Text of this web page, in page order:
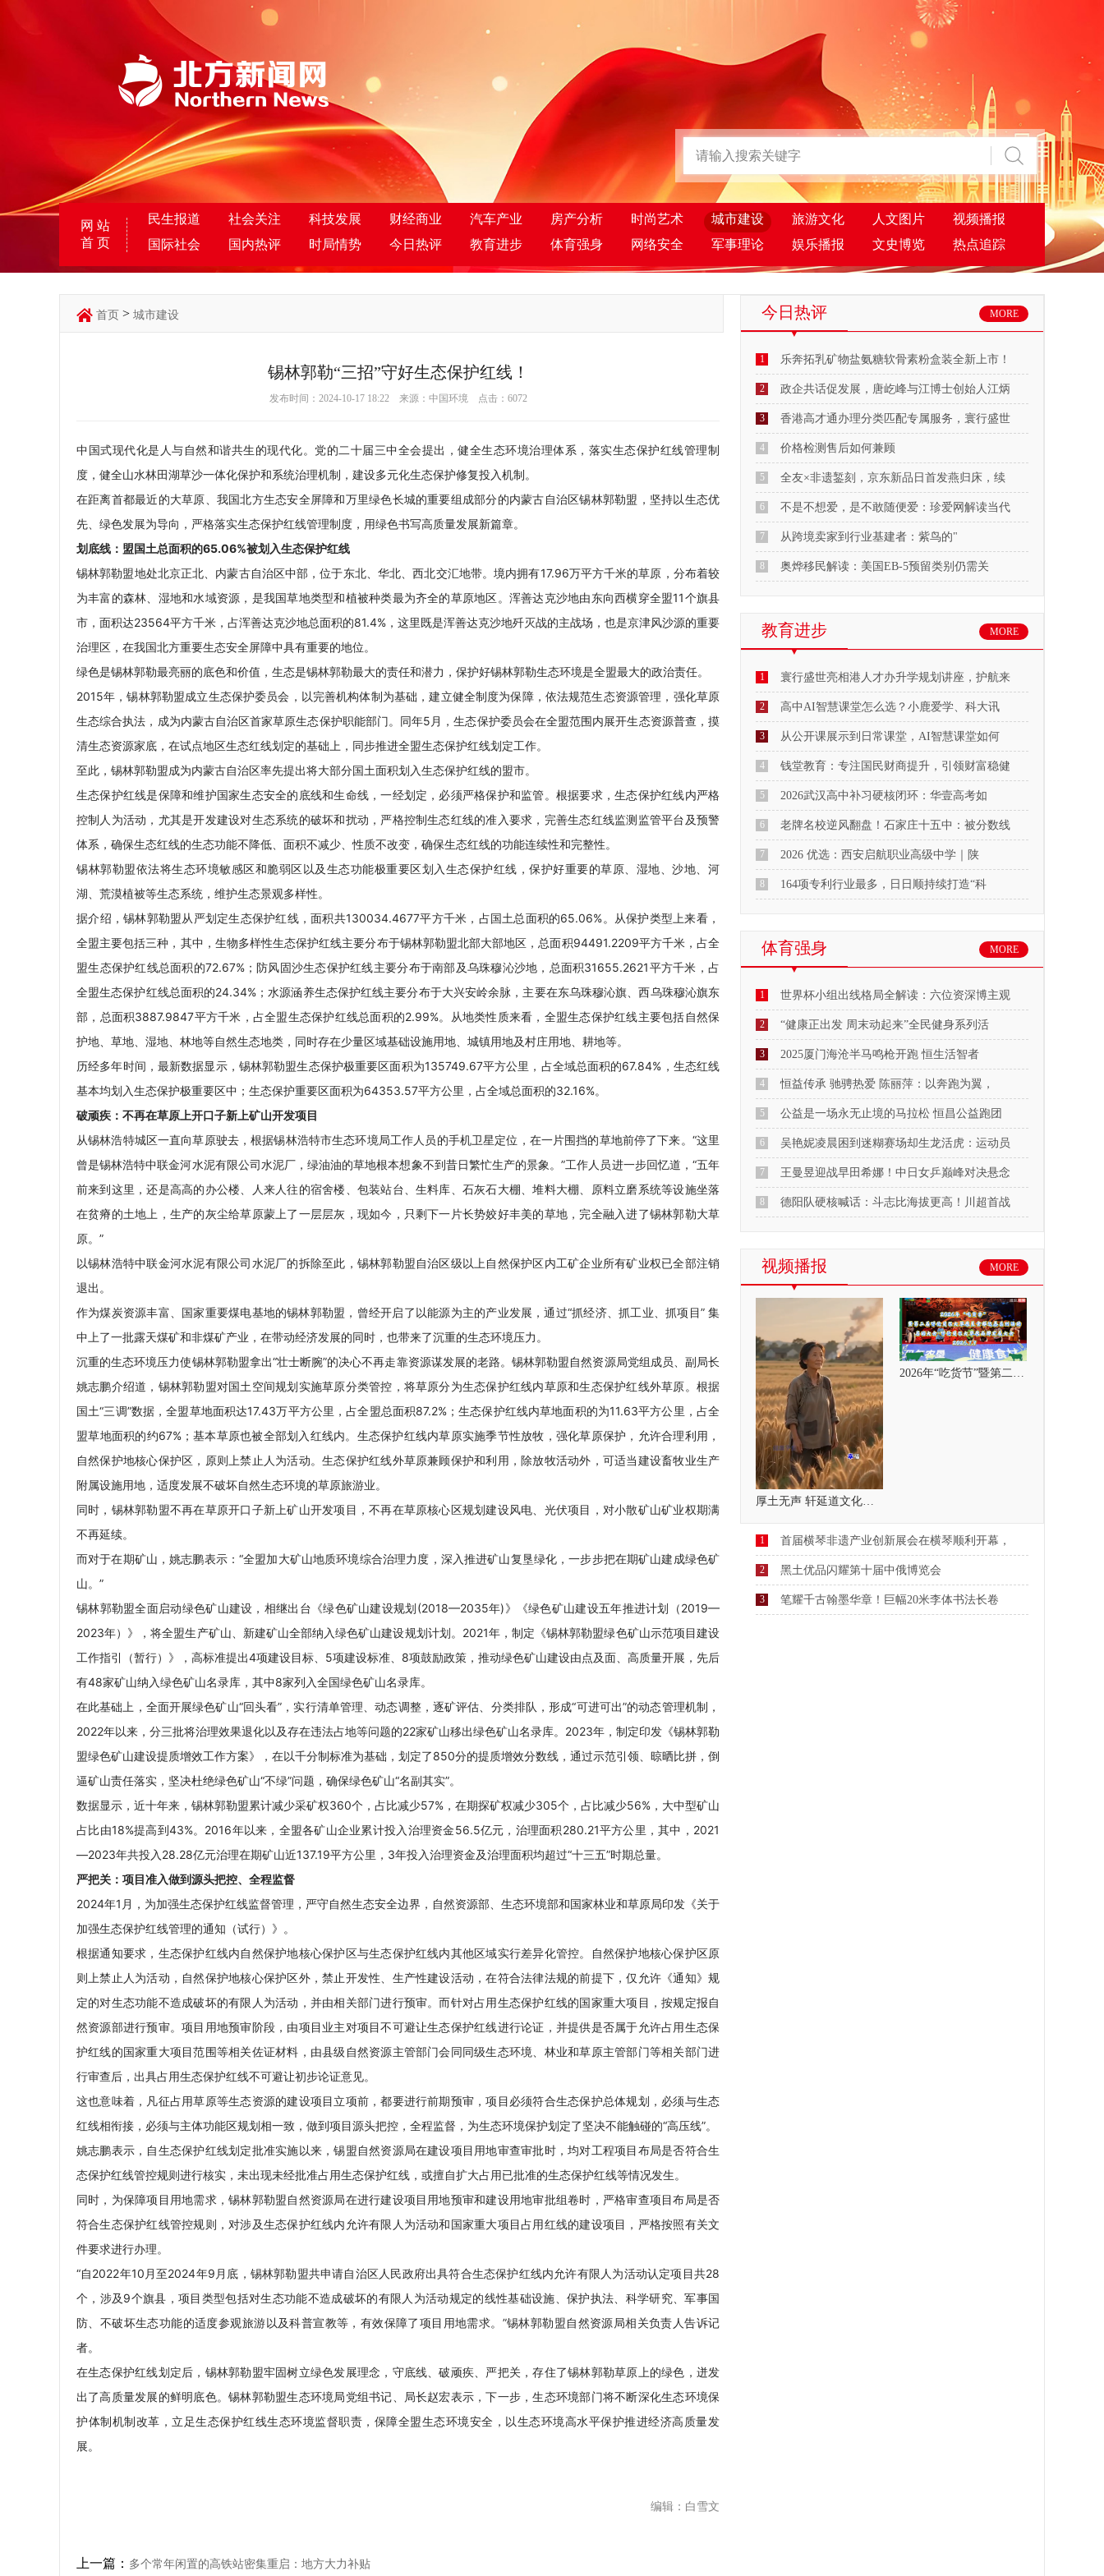
网 站
首 页
民生报道 社会关注 科技发展 财经商业 汽车产业 房产分析 时尚艺术 城市建设 旅游文化 人文图片
视频播报
国际社会
国内热评 时局情势 今日热评 教育进步 体育强身 网络安全 军事理论 娱乐播报 文史博览 热点追踪
首页 > 城市建设
锡林郭勒“三招”守好生态保护红线！
发布时间：2024-10-17 18:22 来源：中国环境 点击： 6072
中国式现代化是人与自然和谐共生的现代化。党的二十届三中全会提出，健全生态环境治理体系，落实生态保护红线管理制
度，健全山水林田湖草沙一体化保护和系统治理机制，建设多元化生态保护修复投入机制。
在距离首都最近的大草原、我国北方生态安全屏障和万里绿色长城的重要组成部分的内蒙古自治区锡林郭勒盟，坚持以生态优
先、绿色发展为导向，严格落实生态保护红线管理制度，用绿色书写高质量发展新篇章。
划底线：盟国土总面积的65.06%被划入生态保护红线
锡林郭勒盟地处北京正北、内蒙古自治区中部，位于东北、华北、西北交汇地带。境内拥有17.96万平方千米的草原，分布着较
为丰富的森林、湿地和水域资源，是我国草地类型和植被种类最为齐全的草原地区。浑善达克沙地由东向西横穿全盟11个旗县
市，面积达23564平方千米，占浑善达克沙地总面积的81.4%，这里既是浑善达克沙地歼灭战的主战场，也是京津风沙源的重要
治理区，在我国北方重要生态安全屏障中具有重要的地位。
绿色是锡林郭勒最亮丽的底色和价值，生态是锡林郭勒最大的责任和潜力，保护好锡林郭勒生态环境是全盟最大的政治责任。
2015年，锡林郭勒盟成立生态保护委员会，以完善机构体制为基础，建立健全制度为保障，依法规范生态资源管理，强化草原
生态综合执法，成为内蒙古自治区首家草原生态保护职能部门。同年5月，生态保护委员会在全盟范围内展开生态资源普查，摸
清生态资源家底，在试点地区生态红线划定的基础上，同步推进全盟生态保护红线划定工作。
至此，锡林郭勒盟成为内蒙古自治区率先提出将大部分国土面积划入生态保护红线的盟市。
生态保护红线是保障和维护国家生态安全的底线和生命线，一经划定，必须严格保护和监管。根据要求，生态保护红线内严格
控制人为活动，尤其是开发建设对生态系统的破坏和扰动，严格控制生态红线的准入要求，完善生态红线监测监管平台及预警
体系，确保生态红线的生态功能不降低、面积不减少、性质不改变，确保生态红线的功能连续性和完整性。
锡林郭勒盟依法将生态环境敏感区和脆弱区以及生态功能极重要区划入生态保护红线，保护好重要的草原、湿地、沙地、河
湖、荒漠植被等生态系统，维护生态景观多样性。
据介绍，锡林郭勒盟从严划定生态保护红线，面积共130034.4677平方千米，占国土总面积的65.06%。从保护类型上来看，
全盟主要包括三种，其中，生物多样性生态保护红线主要分布于锡林郭勒盟北部大部地区，总面积94491.2209平方千米，占全
盟生态保护红线总面积的72.67%；防风固沙生态保护红线主要分布于南部及乌珠穆沁沙地，总面积31655.2621平方千米，占
全盟生态保护红线总面积的24.34%；水源涵养生态保护红线主要分布于大兴安岭余脉，主要在东乌珠穆沁旗、西乌珠穆沁旗东
部，总面积3887.9847平方千米，占全盟生态保护红线总面积的2.99%。从地类性质来看，全盟生态保护红线主要包括自然保
护地、草地、湿地、林地等自然生态地类，同时存在少量区域基础设施用地、城镇用地及村庄用地、耕地等。
历经多年时间，最新数据显示，锡林郭勒盟生态保护极重要区面积为135749.67平方公里，占全域总面积的67.84%，生态红线
基本均划入生态保护极重要区中；生态保护重要区面积为64353.57平方公里，占全域总面积的32.16%。
破顽疾：不再在草原上开口子新上矿山开发项目
从锡林浩特城区一直向草原驶去，根据锡林浩特市生态环境局工作人员的手机卫星定位，在一片围挡的草地前停了下来。“这里
曾是锡林浩特中联金河水泥有限公司水泥厂，绿油油的草地根本想象不到昔日繁忙生产的景象。”工作人员进一步回忆道，“五年
前来到这里，还是高高的办公楼、人来人往的宿舍楼、包装站台、生料库、石灰石大棚、堆料大棚、原料立磨系统等设施坐落
在贫瘠的土地上，生产的灰尘给草原蒙上了一层层灰，现如今，只剩下一片长势姣好丰美的草地，完全融入进了锡林郭勒大草
原。”
以锡林浩特中联金河水泥有限公司水泥厂的拆除至此，锡林郭勒盟自治区级以上自然保护区内工矿企业所有矿业权已全部注销
退出。
作为煤炭资源丰富、国家重要煤电基地的锡林郭勒盟，曾经开启了以能源为主的产业发展，通过“抓经济、抓工业、抓项目” 集
中上了一批露天煤矿和非煤矿产业，在带动经济发展的同时，也带来了沉重的生态环境压力。
沉重的生态环境压力使锡林郭勒盟拿出“壮士断腕”的决心不再走靠资源谋发展的老路。锡林郭勒盟自然资源局党组成员、副局长
姚志鹏介绍道，锡林郭勒盟对国土空间规划实施草原分类管控，将草原分为生态保护红线内草原和生态保护红线外草原。根据
国土“三调”数据，全盟草地面积达17.43万平方公里，占全盟总面积87.2%；生态保护红线内草地面积的为11.63平方公里，占全
盟草地面积的约67%；基本草原也被全部划入红线内。生态保护红线内草原实施季节性放牧，强化草原保护，允许合理利用，
自然保护地核心保护区，原则上禁止人为活动。生态保护红线外草原兼顾保护和利用，除放牧活动外，可适当建设畜牧业生产
附属设施用地，适度发展不破坏自然生态环境的草原旅游业。
同时，锡林郭勒盟不再在草原开口子新上矿山开发项目，不再在草原核心区规划建设风电、光伏项目，对小散矿山矿业权期满
不再延续。
而对于在期矿山，姚志鹏表示：“全盟加大矿山地质环境综合治理力度，深入推进矿山复垦绿化，一步步把在期矿山建成绿色矿
山。”
锡林郭勒盟全面启动绿色矿山建设，相继出台《绿色矿山建设规划(2018—2035年)》《绿色矿山建设五年推进计划（2019—
2023年）》，将全盟生产矿山、新建矿山全部纳入绿色矿山建设规划计划。2021年，制定《锡林郭勒盟绿色矿山示范项目建设
工作指引（暂行）》，高标准提出4项建设目标、5项建设标准、8项鼓励政策，推动绿色矿山建设由点及面、高质量开展，先后
有48家矿山纳入绿色矿山名录库，其中8家列入全国绿色矿山名录库。
在此基础上，全面开展绿色矿山“回头看”，实行清单管理、动态调整，逐矿评估、分类排队，形成“可进可出”的动态管理机制，
2022年以来，分三批将治理效果退化以及存在违法占地等问题的22家矿山移出绿色矿山名录库。2023年，制定印发《锡林郭勒
盟绿色矿山建设提质增效工作方案》，在以千分制标准为基础，划定了850分的提质增效分数线，通过示范引领、晾晒比拼，倒
逼矿山责任落实，坚决杜绝绿色矿山“不绿”问题，确保绿色矿山“名副其实”。
数据显示，近十年来，锡林郭勒盟累计减少采矿权360个，占比减少57%，在期探矿权减少305个，占比减少56%，大中型矿山
占比由18%提高到43%。2016年以来，全盟各矿山企业累计投入治理资金56.5亿元，治理面积280.21平方公里，其中，2021
—2023年共投入28.28亿元治理在期矿山近137.19平方公里，3年投入治理资金及治理面积均超过“十三五”时期总量。
严把关：项目准入做到源头把控、全程监督
2024年1月，为加强生态保护红线监督管理，严守自然生态安全边界，自然资源部、生态环境部和国家林业和草原局印发《关于
加强生态保护红线管理的通知（试行）》。
根据通知要求，生态保护红线内自然保护地核心保护区与生态保护红线内其他区域实行差异化管控。自然保护地核心保护区原
则上禁止人为活动，自然保护地核心保护区外，禁止开发性、生产性建设活动，在符合法律法规的前提下，仅允许《通知》规
定的对生态功能不造成破坏的有限人为活动，并由相关部门进行预审。而针对占用生态保护红线的国家重大项目，按规定报自
然资源部进行预审。项目用地预审阶段，由项目业主对项目不可避让生态保护红线进行论证，并提供是否属于允许占用生态保
护红线的国家重大项目范围等相关佐证材料，由县级自然资源主管部门会同同级生态环境、林业和草原主管部门等相关部门进
行审查后，出具占用生态保护红线不可避让初步论证意见。
这也意味着，凡征占用草原等生态资源的建设项目立项前，都要进行前期预审，项目必须符合生态保护总体规划，必须与生态
红线相衔接，必须与主体功能区规划相一致，做到项目源头把控，全程监督，为生态环境保护划定了坚决不能触碰的“高压线”。
姚志鹏表示，自生态保护红线划定批准实施以来，锡盟自然资源局在建设项目用地审查审批时，均对工程项目布局是否符合生
态保护红线管控规则进行核实，未出现未经批准占用生态保护红线，或擅自扩大占用已批准的生态保护红线等情况发生。
同时，为保障项目用地需求，锡林郭勒盟自然资源局在进行建设项目用地预审和建设用地审批组卷时，严格审查项目布局是否
符合生态保护红线管控规则，对涉及生态保护红线内允许有限人为活动和国家重大项目占用红线的建设项目，严格按照有关文
件要求进行办理。
“自2022年10月至2024年9月底，锡林郭勒盟共申请自治区人民政府出具符合生态保护红线内允许有限人为活动认定项目共28
个，涉及9个旗县，项目类型包括对生态功能不造成破坏的有限人为活动规定的线性基础设施、保护执法、科学研究、军事国
防、不破坏生态功能的适度参观旅游以及科普宣教等，有效保障了项目用地需求。”锡林郭勒盟自然资源局相关负责人告诉记
者。
在生态保护红线划定后，锡林郭勒盟牢固树立绿色发展理念，守底线、破顽疾、严把关，存住了锡林郭勒草原上的绿色，迸发
出了高质量发展的鲜明底色。锡林郭勒盟生态环境局党组书记、局长赵宏表示，下一步，生态环境部门将不断深化生态环境保
护体制机制改革，立足生态保护红线生态环境监督职责，保障全盟生态环境安全，以生态环境高水平保护推进经济高质量发
展。
编辑：白雪文
上一篇： 多个常年闲置的高铁站密集重启：地方大力补贴
今日热评 MORE
1 乐奔拓乳矿物盐氨糖软骨素粉盒装全新上市！
2 政企共话促发展，唐屹峰与江博士创始人江炳
3 香港高才通办理分类匹配专属服务，寰行盛世
4 价格检测售后如何兼顾
5 全友×非遗錾刻，京东新品日首发燕归床，续
6 不是不想爱，是不敢随便爱：珍爱网解读当代
7 从跨境卖家到行业基建者：紫鸟的"
8 奥烨移民解读：美国EB-5预留类别仍需关
教育进步 MORE
1 寰行盛世亮相港人才办升学规划讲座，护航来
2 高中AI智慧课堂怎么选？小鹿爱学、科大讯
3 从公开课展示到日常课堂，AI智慧课堂如何
4 钱堂教育：专注国民财商提升，引领财富稳健
5 2026武汉高中补习硬核闭环：华壹高考如
6 老牌名校逆风翻盘！石家庄十五中：被分数线
7 2026 优选：西安启航职业高级中学｜陕
8 164项专利行业最多，日日顺持续打造“科
体育强身 MORE
1 世界杯小组出线格局全解读：六位资深博主观
2 “健康正出发 周末动起来”全民健身系列活
3 2025厦门海沧半马鸣枪开跑 恒生活智者
4 恒益传承 驰骋热爱 陈丽萍：以奔跑为翼，
5 公益是一场永无止境的马拉松 恒昌公益跑团
6 吴艳妮凌晨困到迷糊赛场却生龙活虎：运动员
7 王曼昱迎战早田希娜！中日女乒巅峰对决悬念
8 德阳队硬核喊话：斗志比海拔更高！川超首战
视频播报 MORE
厚土无声 轩延道文化，疗愈自己，温暖他人
2026年“吃货节”暨第二届呼伦贝尔大草
1 首届横琴非遗产业创新展会在横琴顺利开幕，
2 黑土优品闪耀第十届中俄博览会
3 笔耀千古翰墨华章！巨幅20米李体书法长卷